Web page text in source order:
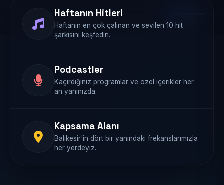
Haftanın Hitleri
Haftanın en çok çalınan ve sevilen 10 hit
şarkısını keşfedin.
Podcastler
Kaçırdığınız programlar ve özel içerikler her
an yanınızda.
Kapsama Alanı
Balıkesir'in dört bir yanındaki frekanslarımızla
her yerdeyiz.